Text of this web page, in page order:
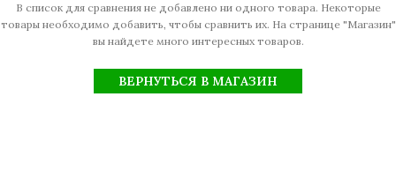
В список для сравнения не добавлено ни одного товара. Некоторые
товары необходимо добавить, чтобы сравнить их. На странице "Магазин"
вы найдете много интересных товаров.
ВЕРНУТЬСЯ В МАГАЗИН